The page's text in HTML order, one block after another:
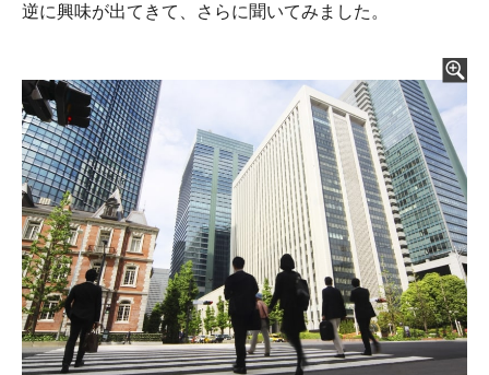
逆に興味が出てきて、さらに聞いてみました。